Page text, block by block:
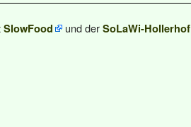
SlowFood und der SoLaWi-Hollerhof